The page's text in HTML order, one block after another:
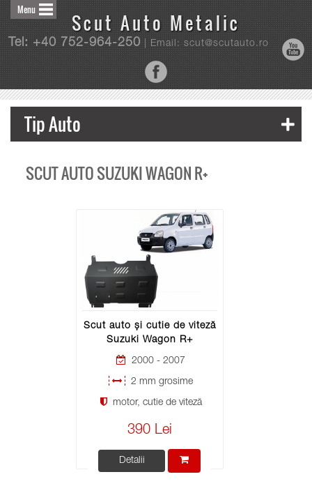
Scut Auto Metalic
Tel: +40 752-964-250| Email: scut@scutauto.ro
Menu
Tip Auto
SCUT AUTO SUZUKI WAGON R+
Scut auto și cutie de viteză
Suzuki Wagon R+
2000 - 2007
2 mm grosime
motor, cutie de viteză
390 Lei
Detalii